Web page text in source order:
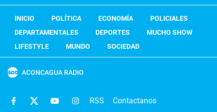
INICIO POLÍTICA ECONOMÍA
POLICIALES
DEPARTAMENTALES
DEPORTES
MUCHO SHOW
LIFESTYLE
MUNDO SOCIEDAD
ACONCAGUA RADIO
RSS Contactanos